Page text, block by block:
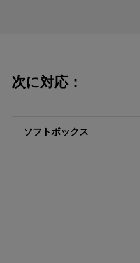
次に対応：
ソフトボックス